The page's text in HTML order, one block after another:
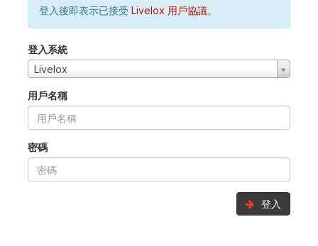
登入後即表示已接受 Livelox 用戶協議。
登入系統
Livelox
用戶名稱
密碼
登入